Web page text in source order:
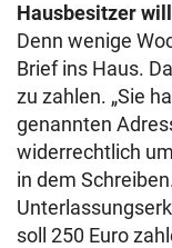
Hausbesitzer will
Denn wenige
Brief ins Haus.
zu zahlen. „Sie
genannten
widerrechtlich
in dem
soll 250 Euro